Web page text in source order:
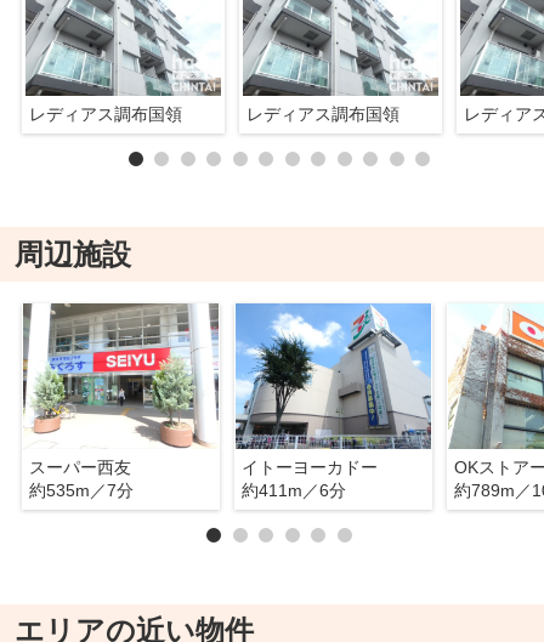
レディアス調布国領 レディアス調布国領 レディア
周辺施設
スーパー西友
約535m／7分
イトーヨーカドー
約411m／6分
OKストア
約789m／
エリアの近い物件